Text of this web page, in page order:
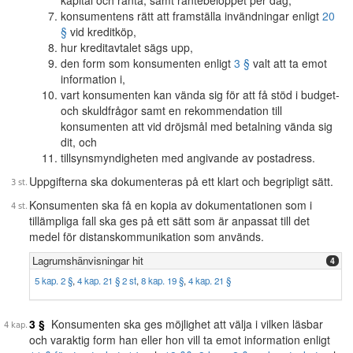
konsumentens rätt att framställa invändningar enligt 20
§ vid kreditköp,
hur kreditavtalet sägs upp,
den form som konsumenten enligt 3 § valt att ta emot
information i,
vart konsumenten kan vända sig för att få stöd i budget-
och skuldfrågor samt en rekommendation till
konsumenten att vid dröjsmål med betalning vända sig
dit, och
tillsynsmyndigheten med angivande av postadress.
Uppgifterna ska dokumenteras på ett klart och begripligt sätt.
Konsumenten ska få en kopia av dokumentationen som i
tillämpliga fall ska ges på ett sätt som är anpassat till det
medel för distanskommunikation som används.
Lagrumshänvisningar hit 4
5 kap. 2 §, 4 kap. 21 § 2 st, 8 kap. 19 §, 4 kap. 21 §
3 § Konsumenten ska ges möjlighet att välja i vilken läsbar
och varaktig form han eller hon vill ta emot information enligt